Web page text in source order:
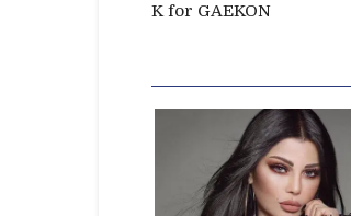
K for GAEKON